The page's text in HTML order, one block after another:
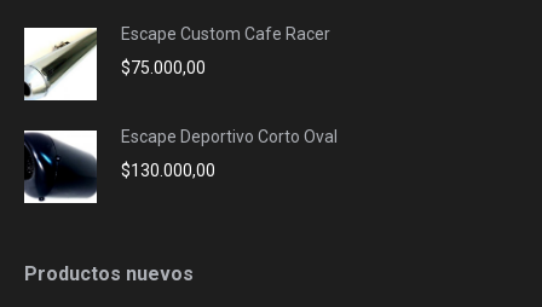
Escape Custom Cafe Racer
$75.000,00
Escape Deportivo Corto Oval
$130.000,00
Productos nuevos